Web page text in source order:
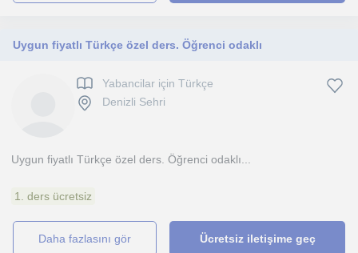
Uygun fiyatlı Türkçe özel ders. Öğrenci odaklı
Yabancilar için Türkçe
Denizli Sehri
Uygun fiyatlı Türkçe özel ders. Öğrenci odaklı...
1. ders ücretsiz
daha fazlasını gör Ücretsiz iletişime geç